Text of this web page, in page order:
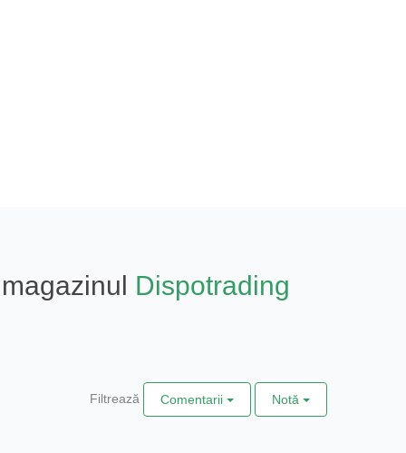
Dispotrading
Filtrează Comentarii Notă